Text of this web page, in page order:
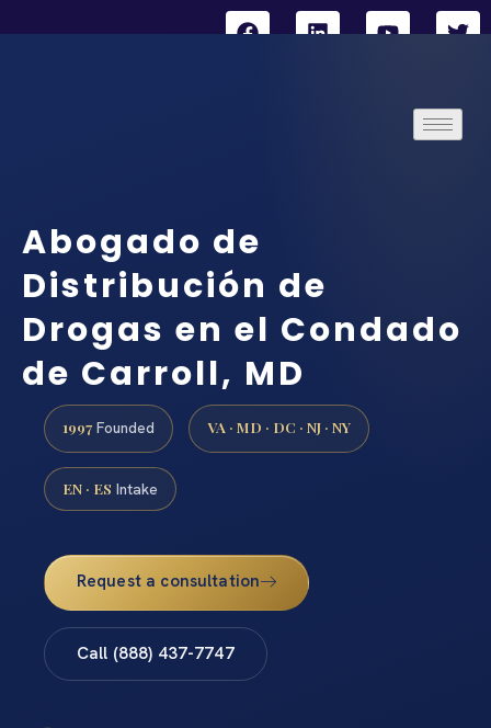
Abogado de
Distribución de
Drogas en el Condado
de Carroll, MD
1997 Founded VA · MD · DC · NJ · NY
EN · ES Intake
Request a consultation
Call (888) 437-7747